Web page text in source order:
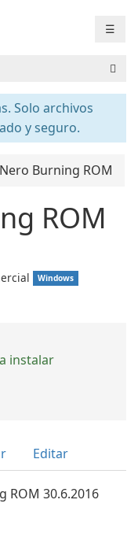
☰
Solo archivos
y seguro.
Nero Burning ROM
ROM
Windows
instalar
Editar
ROM 30.6.2016